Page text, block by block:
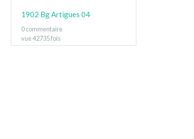
1902 Bg Artigues 04
0 commentaire
vue 42735 fois